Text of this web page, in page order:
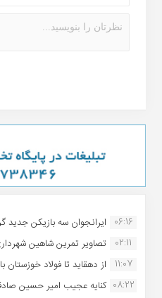
06:16 ایرانجوان سه بازیکن جدید
02:11
تصاویر تمرین شاهین
11:07
از دهقاید تا فولاد
08:22 کنایه عجیب امیر حسین